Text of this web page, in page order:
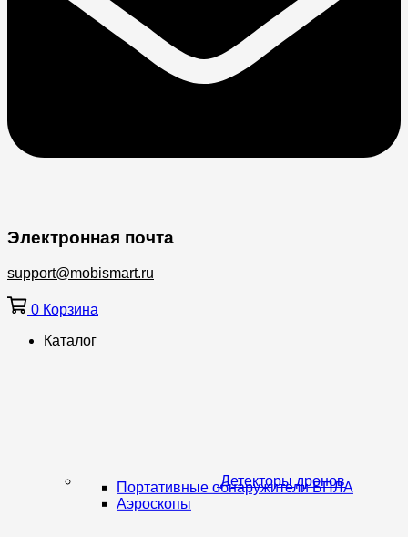
Электронная почта
support@mobismart.ru
0 Корзина
Каталог
Детекторы дронов
Портативные обнаружители БПЛА
Аэроскопы